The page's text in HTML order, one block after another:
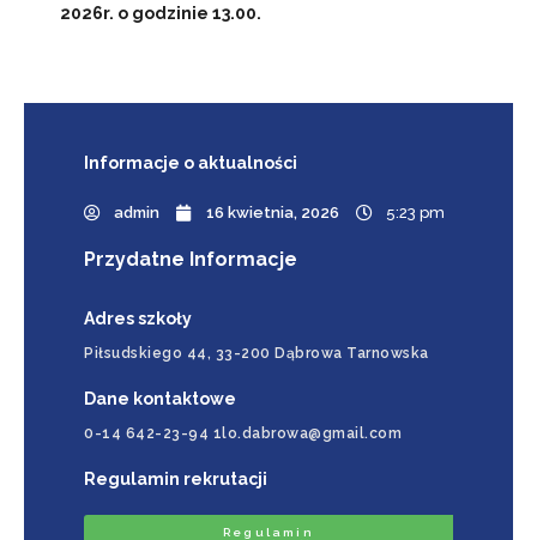
2026r. o godzinie 13.00.
Informacje o aktualności
admin 16 kwietnia, 2026 5:23 pm
Przydatne Informacje
Adres szkoły
Piłsudskiego 44, 33-200 Dąbrowa Tarnowska
Dane kontaktowe
0-14 642-23-94 1lo.dabrowa@gmail.com
Regulamin rekrutacji
Regulamin